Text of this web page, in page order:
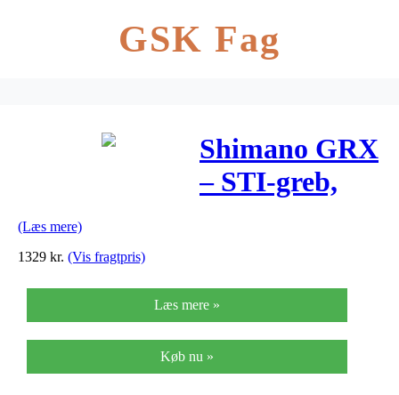
GSK Fag
Shimano GRX
– STI-greb,
hydraulisk
bremse – ST-
RX600
(Læs mere)
1329 kr. (Vis fragtpris)
Læs mere »
Køb nu »